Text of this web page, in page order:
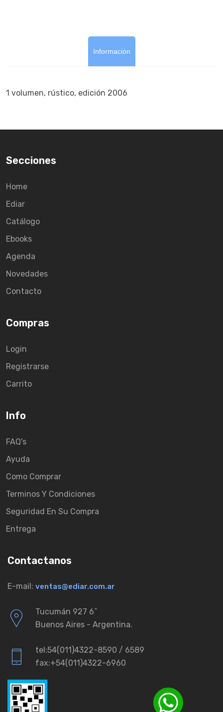
Información
1 volumen, rústico, edición 2006
Secciones
Home
Ediar
Catálogo
Ebooks
Agenda
Novedades
Contacto
Compras
Login
Registrarse
Carrito
Info
FAQ's
Ayuda
Como Comprar
Terminos Y Condiciones
Seguridad En Su Compra
Entrega
Contactanos
E-mail: ventas@ediar.com.ar
Tucumán 927 6ˆ
Buenos Aires - Argentina.
tel:54(011)4322-8590 / 6589
fax:+54(011)4322-6960